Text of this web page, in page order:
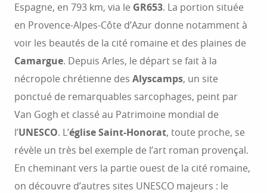
Espagne, en 793 km, via le GR653. La portion située
en Provence-Alpes-Côte d’Azur donne notamment à
voir les beautés de la cité romaine et des plaines de
Camargue. Depuis Arles, le départ se fait à la
nécropole chrétienne des Alyscamps, un site
ponctué de remarquables sarcophages, peint par
Van Gogh et classé au Patrimoine mondial de
l’UNESCO. L’église Saint-Honorat, toute proche, se
révèle un très bel exemple de l’art roman provençal.
En cheminant vers la partie ouest de la cité romaine,
on découvre d’autres sites UNESCO majeurs : le